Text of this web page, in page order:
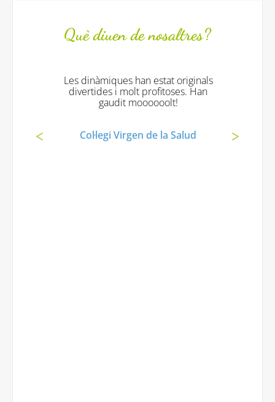
Què diuen de nosaltres?
Les dinàmiques han estat originals
divertides i molt profitoses. Han
gaudit moooooolt!
Col·legi Virgen de la Salud